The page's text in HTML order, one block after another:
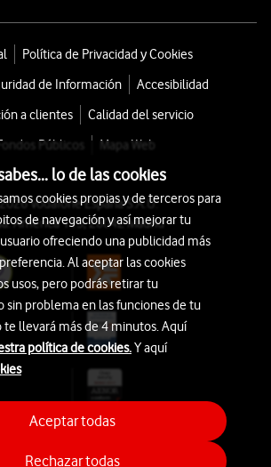
Política de Privacidad y Cookies
de Información
Accesibilidad
a clientes
Calidad del servicio
Públicos
Mapa Web
Vodafone España S.A.U.
América 115, 28042 Madrid
lo de las cookies
cookies propias y de terceros para
de navegación y así mejorar tu
ofreciendo una publicidad más
Al aceptar las cookies
usos, pero podrás retirar tu
sin problema en las funciones de tu
te llevará más de 4 minutos. Aquí
política de cookies.Y aquí
Rechazar todas
Aceptar todas